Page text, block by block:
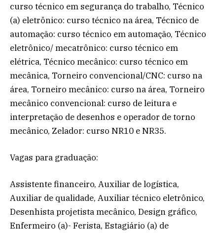
curso técnico em segurança do trabalho, Técnico
(a) eletrônico: curso técnico na área, Técnico de
automação: curso técnico em automação, Técnico
eletrônico/ mecatrônico: curso técnico em
elétrica, Técnico mecânico: curso técnico em
mecânica, Torneiro convencional/CNC: curso na
área, Torneiro mecânico: curso na área, Torneiro
mecânico convencional: curso de leitura e
interpretação de desenhos e operador de torno
mecânico, Zelador: curso NR10 e NR35.
Vagas para graduação:
Assistente financeiro, Auxiliar de logística,
Auxiliar de qualidade, Auxiliar técnico eletrônico,
Desenhista projetista mecânico, Design gráfico,
Enfermeiro (a)- Ferista, Estagiário (a) de